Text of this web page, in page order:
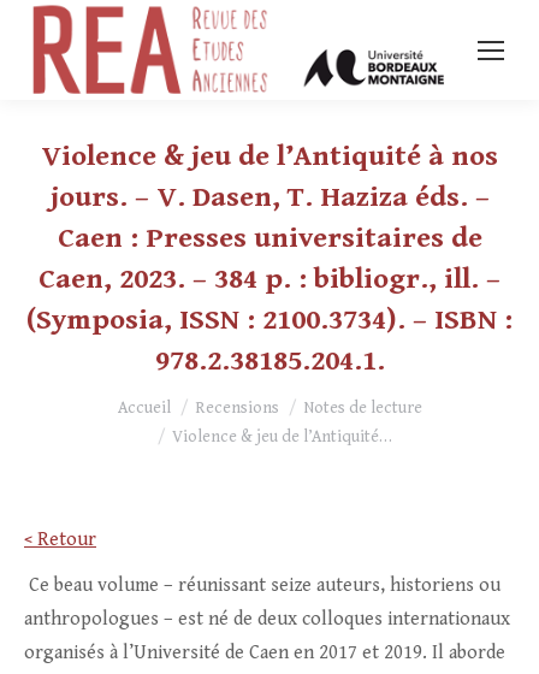
Violence & jeu de l’Antiquité à nos
jours. – V. Dasen, T. Haziza éds. –
Caen : Presses universitaires de
Caen, 2023. – 384 p. : bibliogr., ill. –
(Symposia, ISSN : 2100.3734). – ISBN :
978.2.38185.204.1.
Vous êtes ici :Accueil Recensions
Notes de lecture
Violence & jeu de l’Antiquité…
< Retour
Ce beau volume – réunissant seize auteurs, historiens ou
anthropologues – est né de deux colloques internationaux
organisés à l’Université de Caen en 2017 et 2019. Il aborde